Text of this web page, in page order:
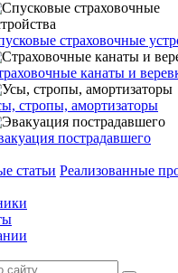
страховочные
канаты и
стропы, амортизаторы
пострадавшего
статьи Реализованные